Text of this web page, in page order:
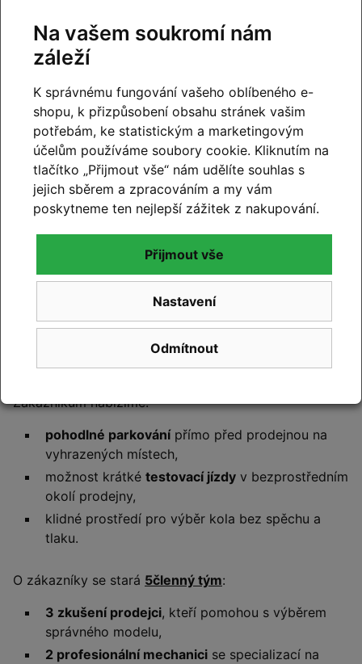
Dokumenty
orbea-navod-k-obsluze-kola.pdf [11.84 MB, PDF]
Prodejna Cyklo Kyjovský –
Slavkov u Brna
Naši kamennou prodejnu najdeteve Slavkově u Brna
s velmi dobrou dostupnostíz Brna
okolí.
Zákazníkům nabízíme:
pohodlné parkovánípřímo před prodejnou na
vyhrazených místech,
možnost krátké testovací jízdy v bezprostředním
okolí prodejny,
klidné prostředí pro výběr kola bez spěchu a
tlaku.
O zákazníky se stará 5členný tým:
3 zkušení prodejci, kteří pomohou s výběrem
správného modelu,
2 profesionální mechanici se specializací na
Na vašem soukromí nám
záleží
K správnému fungování vašeho oblíbeného e-
shopu, k přizpůsobení obsahu stránek vašim
potřebám, ke statistickým a marketingovým
účelům používáme soubory cookie. Kliknutím na
tlačítko „Přijmout vše“ nám udělíte souhlas s
jejich sběrem a zpracováním a my vám
poskytneme ten nejlepší zážitek z nakupování.
Odmítnout
Nastavení
Přijmout vše